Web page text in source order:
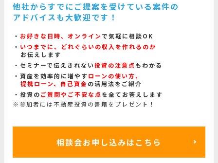
他社からすでにご提案を受けている案件の
アドバイスも大歓迎です！
お好きな日時、オンラインで気軽に相談OK
いつまでに、どれぐらいの収入を作れるのか
お伝えします
セミナーで伝えきれない投資の注意点 もわかる
資産を効率的に増やすローンの使い方、
提携ローン、自己資金の活用法をご紹介
投資のご質問やご不安な点 を全てお答えします
※参加者には不動産投資の書籍をプレゼント！
相談会お申し込みはこちら